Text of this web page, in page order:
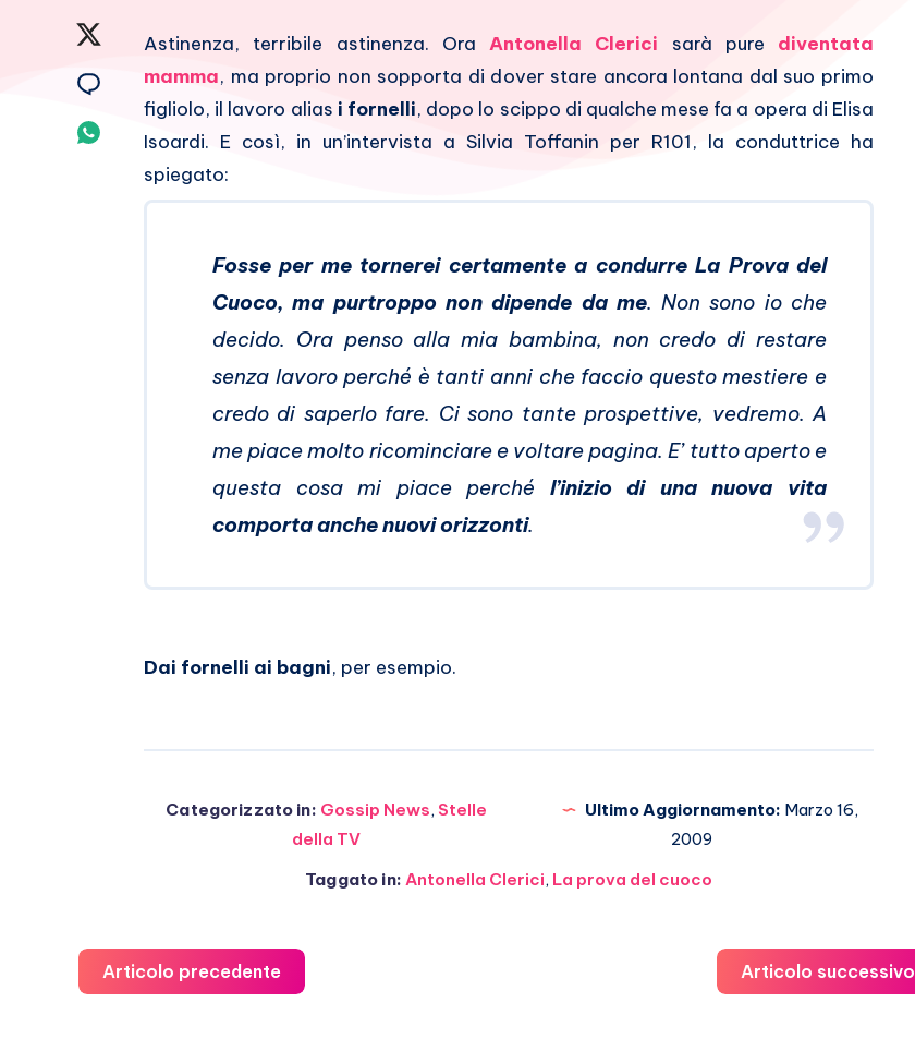
Facebook
Condividi
Twitter
Condividi
Email
Condividi
Astinenza, terribile astinenza. Ora Antonella Clerici sarà pure diventata
mamma, ma proprio non sopporta di dover stare ancora lontana dal suo primo
figliolo, il lavoro alias i fornelli, dopo lo scippo di qualche mese fa a opera di Elisa
Isoardi. E così, in un’intervista a Silvia Toffanin per R101, la conduttrice ha
spiegato:
Fosse per me tornerei certamente a condurre La Prova del
Cuoco, ma purtroppo non dipende da me. Non sono io che
decido. Ora penso alla mia bambina, non credo di restare
senza lavoro perché è tanti anni che faccio questo mestiere e
credo di saperlo fare. Ci sono tante prospettive, vedremo. A
me piace molto ricominciare e voltare pagina. E’ tutto aperto e
questa cosa mi piace perché l’inizio di una nuova vita
comporta anche nuovi orizzonti.
Dai fornelli ai bagni, per esempio.
Categorizzato in: Gossip News, Stelle
della TV
Ultimo Aggiornamento: Marzo 16,
2009
Taggato in: Antonella Clerici, La prova del cuoco
Articolo precedente Articolo successivo